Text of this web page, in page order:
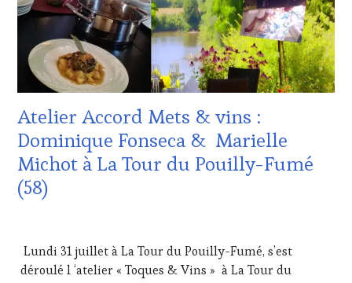
LA
HAUTE
GASTRONOMIE
FRANÇAISE,
INVITATIONS
WINE
TASTING ,
MÉDIAS,
PRESSE
ÉCRITE,
RADIO,
OENOTOURISME
RESTAURATEUR,
CHEF,
Atelier Accord Mets & vins :
Dominique Fonseca & Marielle
Michot à La Tour du Pouilly-Fumé
(58)
2017
Lundi 31 juillet à La Tour du Pouilly-Fumé, s’est
déroulé l ‘atelier « Toques & Vins » à La Tour du